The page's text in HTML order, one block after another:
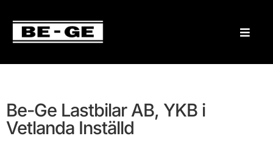
Be-Ge Lastbilar AB, YKB i
Vetlanda Inställd